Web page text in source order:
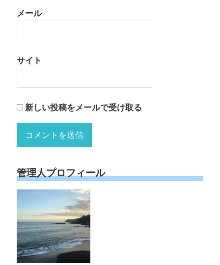
メール
サイト
新しい投稿をメールで受け取る
管理人プロフィール